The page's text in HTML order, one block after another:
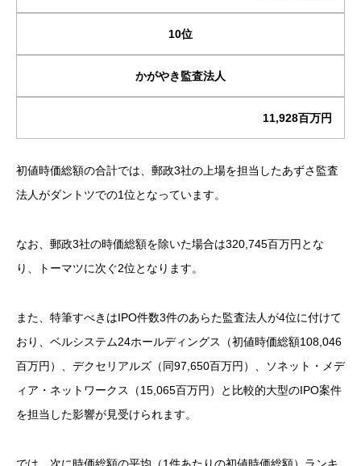
10位
かがやき監査法人
11,928百万円
初値時価総額の合計では、郵政3社の上場を担当したあずさ監査
法人がダントツでの1位となっています。
なお、郵政3社の時価総額を除いた場合は320,745百万円とな
り、トーマツに次ぐ2位となります。
また、特筆すべきはIPO件数3件のあらた監査法人が4位に付けて
おり、ベルシステム24ホールディングス（初値時価総額108,046
百万円）、デクセリアルズ（同97,650百万円）、ソネット・メデ
ィア・ネットワークス（15,065百万円）と比較的大型のIPO案件
を担当した影響が見受けられます。
では、次に時価総額の平均（1件あたりの初値時価総額）ランキ